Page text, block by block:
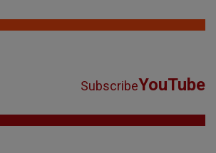
SubscribeYouTube